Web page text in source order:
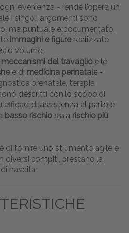
evenienza - rende l'opera un
i singoli argomenti sono
ma puntuale e documentato,
immagini e figurerealizzate
volume.
del travaglio e le
e di medicina perinatale-
prenatale, terapia
descritti con lo scopo di
efficaci di assistenza al parto e
basso rischio sia a rischio più
di fornire uno strumento agile e
diversi compiti, prestano la
nascita.